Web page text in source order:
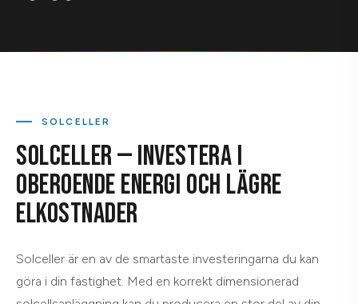
SOLCELLER
SOLCELLER — INVESTERA I
OBEROENDE ENERGI OCH LÄGRE
ELKOSTNADER
Solceller är en av de smartaste investeringarna du kan
göra i din fastighet. Med en korrekt dimensionerad